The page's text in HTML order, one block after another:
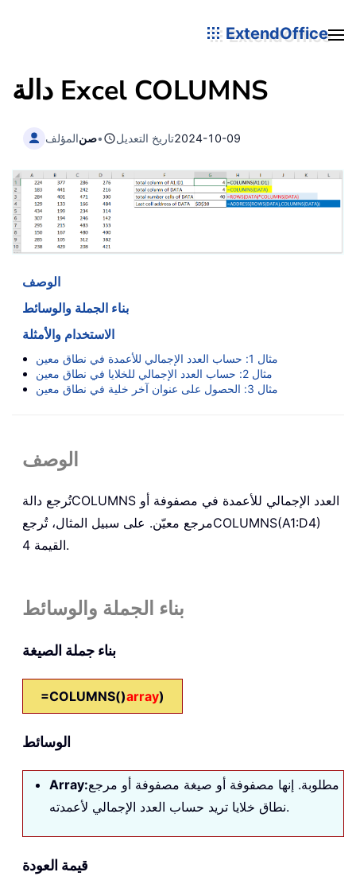
ExtendOffice
دالة Excel COLUMNS
المؤلفصن• تاريخ التعديل2024-10-09
الوصف
بناء الجملة والوسائط
الاستخدام والأمثلة
مثال 1: حساب العدد الإجمالي للأعمدة في نطاق معين
مثال 2: حساب العدد الإجمالي للخلايا في نطاق معين
مثال 3: الحصول على عنوان آخر خلية في نطاق معين
الوصف
تُرجع دالةCOLUMNS
مرجع معيّن. على سبيل المثال، تُرجعCOLUMNS(A1:D4)
القيمة 4.
بناء الجملة والوسائط
بناء جملة الصيغة
=COLUMNS()array)
الوسائط
Array:مطلوبة. إنها مصفوفة أو صيغة مصفوفة أو مرجع
نطاق خلايا تريد حساب العدد الإجمالي لأعمدته.
قيمة العودة